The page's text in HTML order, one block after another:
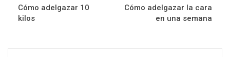
Cómo adelgazar 10
kilos
Cómo adelgazar la cara
en una semana